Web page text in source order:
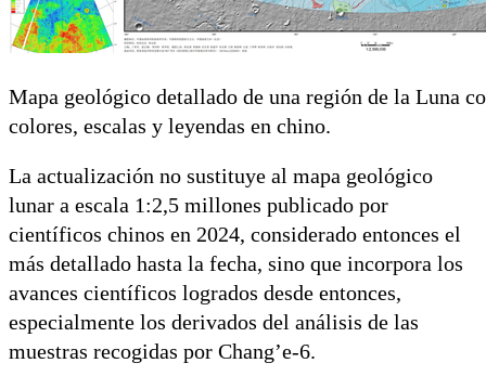
Mapa geológico detallado de una región de la Luna
colores, escalas y leyendas en chino.
La actualización no sustituye al mapa geológico
lunar a escala 1:2,5 millones publicado por
científicos chinos en 2024, considerado entonces el
más detallado hasta la fecha, sino que incorpora los
avances científicos logrados desde entonces,
especialmente los derivados del análisis de las
muestras recogidas por Chang’e-6.